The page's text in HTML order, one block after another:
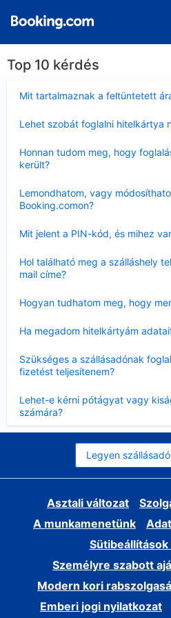
Top 10 kérdés
Mit tartalmaznak a feltüntetett
Lehet szobát foglalni hitelkártya
Honnan tudom meg, hogy
került?
Lemondhatom, vagy
Booking.comon?
Mit jelent a PIN-kód, és mihez
Hol található meg a szálláshely
mail címe?
Hogyan tudhatom meg, hogy
Ha megadom hitelkártyám
Szükséges a szállásadónak
fizetést teljesítenem?
Lehet-e kérni pótágyat vagy
számára?
Legyen
Asztali változat
A munkamenetünk
Személyre szabott
Modern kori
Emberi jogi nyilatkozat